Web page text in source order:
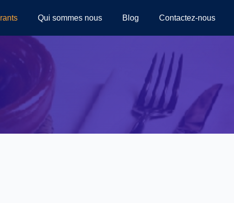
Qui sommes nous Blog Contactez-nous